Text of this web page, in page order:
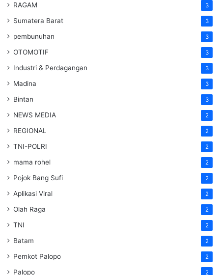
RAGAM 3
Sumatera Barat 3
pembunuhan 3
OTOMOTIF 3
Industri & Perdagangan 3
Madina 3
Bintan 3
NEWS MEDIA 2
REGIONAL 2
TNI-POLRI 2
mama rohel 2
Pojok Bang Sufi 2
Aplikasi Viral 2
Olah Raga 2
TNI 2
Batam 2
Pemkot Palopo 2
Palopo 2